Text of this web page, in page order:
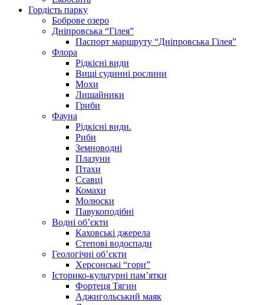
Гордість парку
Боброве озеро
Дніпровська “Гілея”
Паспорт маршруту “Дніпровська Гілея”
Флора
Рідкісні види
Вищі судинні рослини
Мохи
Лишайники
Гриби
Фауна
Рідкісні види.
Риби
Земноводні
Плазуни
Птахи
Ссавці
Комахи
Молюски
Павукоподібні
Водні об’єкти
Каховські джерела
Степові водоспади
Геологічні об’єкти
Херсонські “гори”
Історико-культурні пам’ятки
Фортеця Тягин
Аджигольський маяк